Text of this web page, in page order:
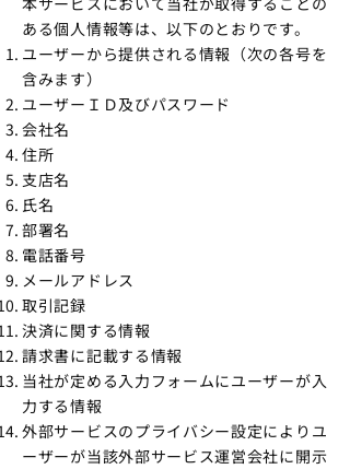
ある個人情報等は、以下のとおりです。
ユーザーから提供される情報（次の各号を
含みます）
ユーザーＩＤ及びパスワード
会社名
住所
支店名
氏名
部署名
電話番号
メールアドレス
取引記録
決済に関する情報
請求書に記載する情報
当社が定める入力フォームにユーザーが入
力する情報
外部サービスのプライバシー設定によりユ
ーザーが当該外部サービス運営会社に開示